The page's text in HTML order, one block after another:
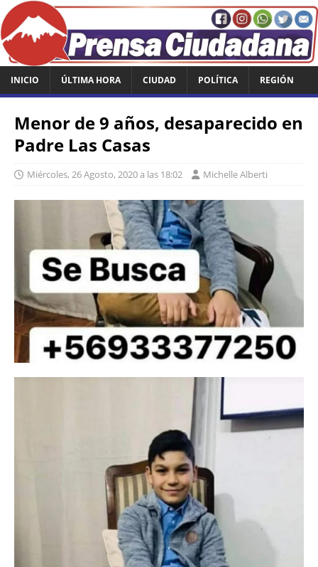
INICIO ÚLTIMA HORA CIUDAD POLÍTICA REGIÓN
Menor de 9 años, desaparecido en
Padre Las Casas
Miércoles, 26 Agosto, 2020 a las 18:02 Michelle Alberti